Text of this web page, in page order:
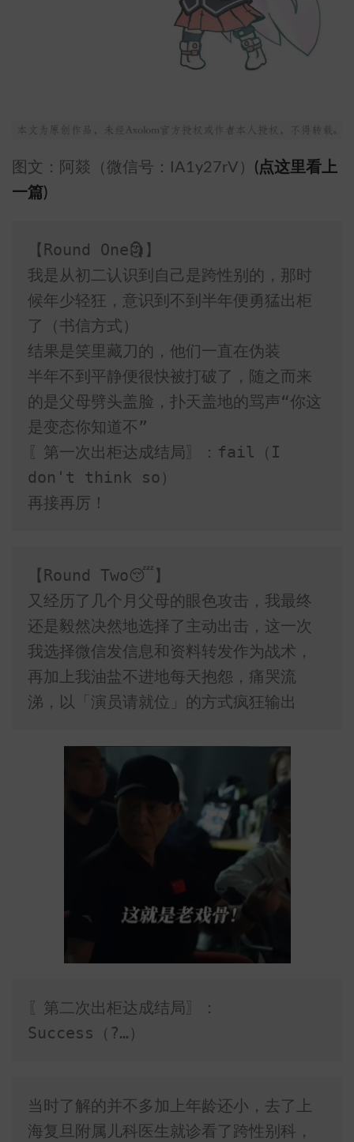
图文：阿燚（微信号：IA1y27rV） (点这里看上
一篇)
【Round One🗿】
我是从初二认识到自己是跨性别的，那时
候年少轻狂，意识到不到半年便勇猛出柜
了（书信方式）
结果是笑里藏刀的，他们一直在伪装
半年不到平静便很快被打破了，随之而来
的是父母劈头盖脸，扑天盖地的骂声“你这
是变态你知道不”
〖第一次出柜达成结局〗：fail（I
don't think so）
再接再厉！
【Round Two😴】
又经历了几个月父母的眼色攻击，我最终
还是毅然决然地选择了主动出击，这一次
我选择微信发信息和资料转发作为战术，
再加上我油盐不进地每天抱怨，痛哭流
涕，以「演员请就位」的方式疯狂输出
〖第二次出柜达成结局〗：
Success（?…）
当时了解的并不多加上年龄还小，去了上
海复旦附属儿科医生就诊看了跨性别科，